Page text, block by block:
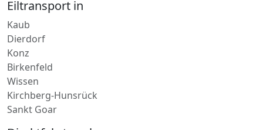
Kaub
Dierdorf
Konz
Birkenfeld
Wissen
Kirchberg-Hunsrück
Sankt Goar
Direktfahrt nach